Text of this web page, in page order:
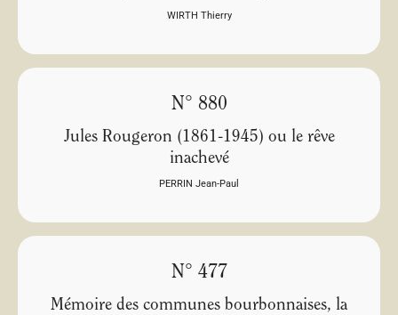
WIRTH Thierry
N° 880
Jules Rougeron (1861-1945) ou le rêve
inachevé
PERRIN Jean-Paul
N° 477
Mémoire des communes bourbonnaises, la